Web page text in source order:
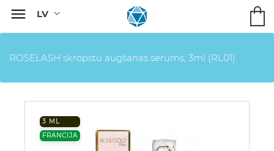

ROSELASH skropstu augšanas serums, 3ml (RL01)
3 ML
FRANCIJA